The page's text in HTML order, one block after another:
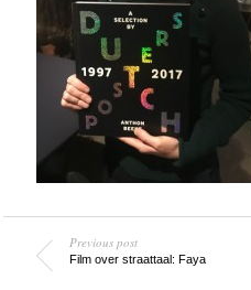
Previous post
Film over straattaal: Faya